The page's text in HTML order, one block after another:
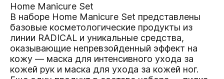
Home Manicure Set
В наборе Home Manicure Set представлены
базовые косметологические продукты из
линии RADICAL и уникальные средства,
оказывающие непревзойденный эффект на
кожу — маска для интенсивного ухода за
кожей рук и маска для ухода за кожей ног.